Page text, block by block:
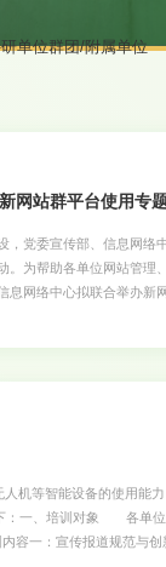
单位群团/附属单位
网站群平台使用专
党委宣传部、信息网络
为帮助各单位网站管理
网络中心拟联合举办新
机等智能设备的使用能
下：一、培训对象 各单
一：宣传报道规范与